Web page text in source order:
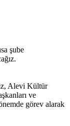
şube
Alevi Kültür
ve
görev alarak